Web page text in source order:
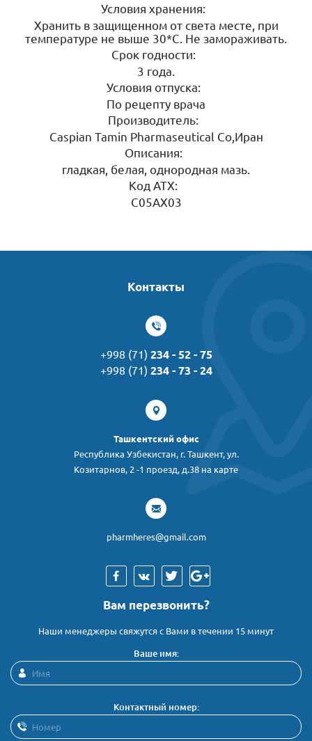
Условия хранения:
Хранить в защищенном от света месте, при
температуре не выше 30*С. Не замораживать.
Срок годности:
3 года.
Условия отпуска:
По рецепту врача
Производитель:
Caspian Tamin Pharmaseutical Co,Иран
Описания:
гладкая, белая, однородная мазь.
Код ATX:
C05AX03
Контакты
+998 (71) 234 - 52 - 75
+998 (71) 234 - 73 - 24
Ташкентский офис
Республика Узбекистан, г. Ташкент, ул.
Козитарнов, 2 -1 проезд, д.38 на карте
pharmheres@gmail.com
Вам перезвонить?
Наши менеджеры свяжутся с Вами в течении 15 минут
Ваше имя:
Контактный номер: